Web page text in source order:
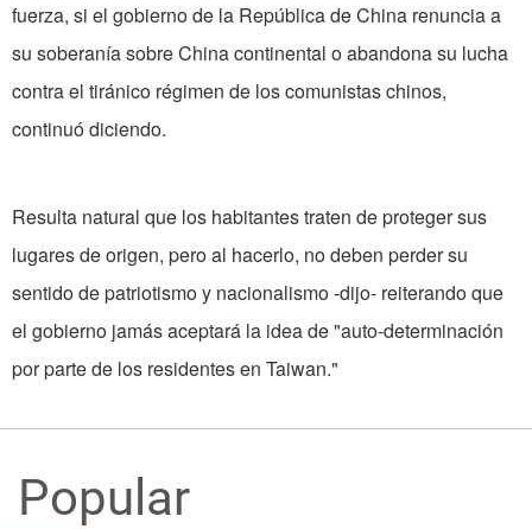
fuerza, si el gobierno de la República de China renuncia a
su soberanía sobre China continental o abandona su lucha
contra el tiránico régimen de los comunistas chinos,
continuó diciendo.
Resulta natural que los habitantes traten de proteger sus
lugares de origen, pero al hacerlo, no deben perder su
sentido de patriotismo y nacionalismo -dijo- reiterando que
el gobierno jamás aceptará la idea de "auto-determinación
por parte de los residentes en Taiwan."
Popular